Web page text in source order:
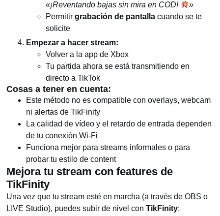
«¡Reventando bajas sin mira en COD!
»
Permitir grabación de pantalla cuando se te
solicite
Empezar a hacer stream:
Volver a la app de Xbox
Tu partida ahora se está transmitiendo en
directo a TikTok
Cosas a tener en cuenta:
Este método no es compatible con overlays, webcam
ni alertas de TikFinity
La calidad de vídeo y el retardo de entrada dependen
de tu conexión Wi-Fi
Funciona mejor para streams informales o para
probar tu estilo de content
Mejora tu stream con features de
TikFinity
Una vez que tu stream esté en marcha (a través de OBS o
LIVE Studio), puedes subir de nivel con TikFinity: